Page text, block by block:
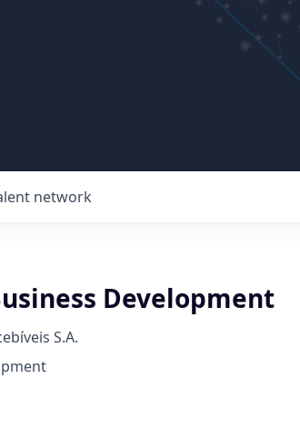
network
Development
S.A.